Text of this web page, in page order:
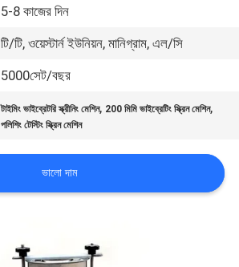
5-8 কাজের দিন
টি/টি, ওয়েস্টার্ন ইউনিয়ন, মানিগ্রাম, এল/সি
5000সেট/বছর
টাইমিং ভাইব্রেটরি স্ক্রীনিং মেশিন, 200 মিমি ভাইব্রেটিং স্ক্রিন মেশিন,
পলিশিং টেস্টিং স্ক্রিন মেশিন
ভালো দাম